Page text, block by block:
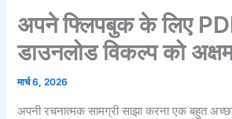
अपने फ्लिपबुक के लिए
डाउनलोड विकल्प को
मार्च 6, 2026
अपनी रचनात्मक सामग्री साझा करना एक बहुत